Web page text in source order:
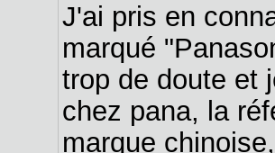
J'ai pris en
marqué
trop de doute et
chez pana, la
marque